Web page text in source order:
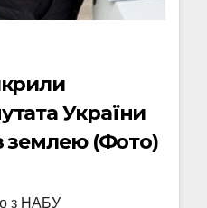
України
землею (Фото)
з НАБУ